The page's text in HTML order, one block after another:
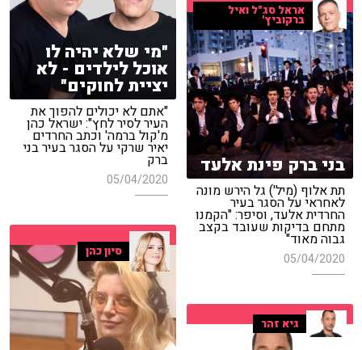
"מי שלא יהיה לו
אוכל לילדים - לא
יציית לחוקים"
"אתם לא יכולים להפוך את
העיר לסיר לחץ": ישראל כהן
מ'קול ברמה' וכתב החרדים
יאיר שרקי על הסגר בעיר בני
ברק
05/04/2020
אראל סג"ל ואיל
ברקוביץ'
בני ברק פינת אלעד
תת אלוף (מיל') גל הירש מונה
לאחראי על הסגר בעיר
החרדית אלעד, וסיפר: "הקמנו
מתחם בדיקות שעובד בקצב
גבוה מאוד"
05/04/2020 סיון כהן
גיא זהר